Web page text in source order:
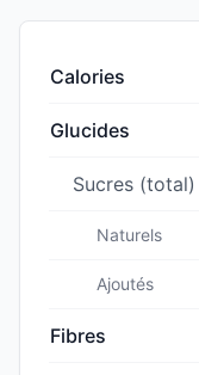
Calories
Glucides
Sucres (total)
Naturels
Ajoutés
Fibres